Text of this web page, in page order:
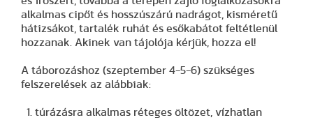
alkalmas cipőt és hosszúszárú nadrágot, kisméretű
hátizsákot, tartalék ruhát és esőkabátot feltétlenül
hozzanak. Akinek van tájolója kérjük, hozza el!
A táborozáshoz (szeptember 4-5-6) szükséges
felszerelések az alábbiak:
túrázásra alkalmas réteges öltözet, vízhatlan